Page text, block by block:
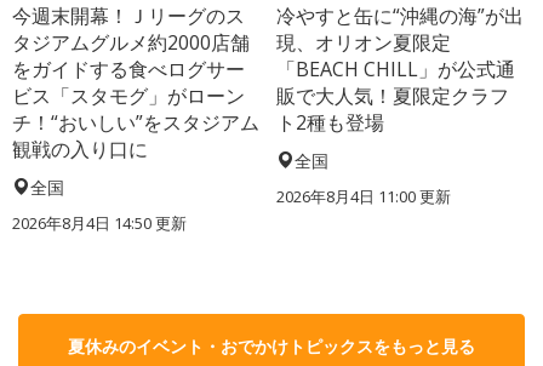
今週末開幕！Ｊリーグのス
タジアムグルメ約2000店舗
をガイドする食べログサー
ビス「スタモグ」がローン
チ！“おいしい”をスタジアム
観戦の入り口に
全国
2026年8月4日 14:50更新
冷やすと缶に“沖縄の海”が出
現、オリオン夏限定
「BEACH CHILL」が公式通
販で大人気！夏限定クラフ
ト2種も登場
全国
2026年8月4日 11:00更新
夏休みのイベント・おでかけトピックスをもっと見る